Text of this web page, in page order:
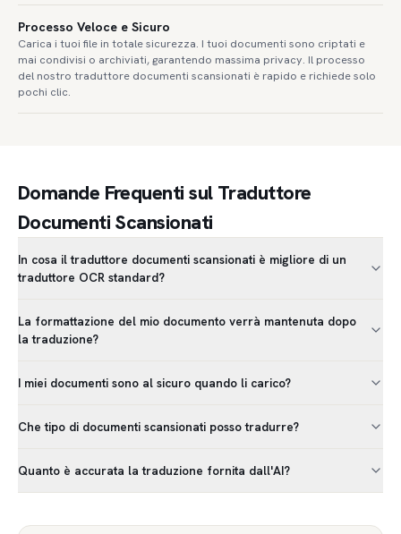
Processo Veloce e Sicuro
Carica i tuoi file in totale sicurezza. I tuoi documenti sono criptati e
mai condivisi o archiviati, garantendo massima privacy. Il processo
del nostro traduttore documenti scansionati è rapido e richiede solo
pochi clic.
Domande Frequenti sul Traduttore
Documenti Scansionati
In cosa il traduttore documenti scansionati è migliore di un
traduttore OCR standard?
La formattazione del mio documento verrà mantenuta dopo
la traduzione?
I miei documenti sono al sicuro quando li carico?
Che tipo di documenti scansionati posso tradurre?
Quanto è accurata la traduzione fornita dall'AI?